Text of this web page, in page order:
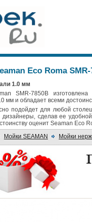
Eco Roma SMR-
1.0 мм
SMR-7850B
мм и обладает всеми
подойдет для любой
дизайнеры, сделав ее
оценит Seaman Eco
Мойки SEAMAN Мойки